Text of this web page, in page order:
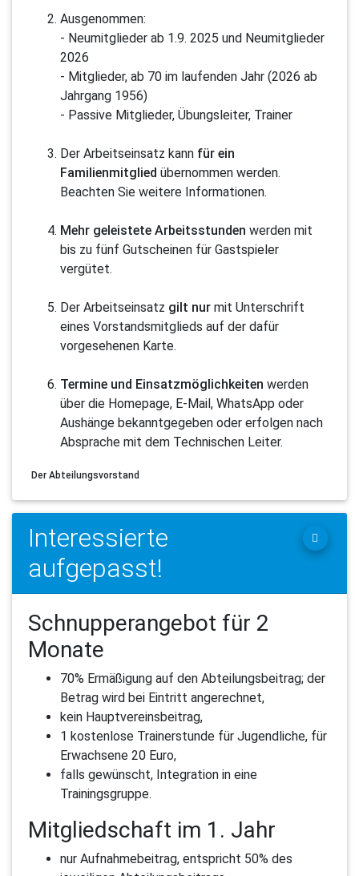
Ausgenommen:
- Neumitglieder ab 1.9. 2025 und Neumitglieder
2026
- Mitglieder, ab 70 im laufenden Jahr (2026 ab
Jahrgang 1956)
- Passive Mitglieder, Übungsleiter, Trainer
Der Arbeitseinsatz kann für ein
Familienmitglied übernommen werden.
Beachten Sie weitere Informationen.
Mehr geleistete Arbeitsstunden werden mit
bis zu fünf Gutscheinen für Gastspieler
vergütet.
Der Arbeitseinsatz gilt nur mit Unterschrift
eines Vorstandsmitglieds auf der dafür
vorgesehenen Karte.
Termine und Einsatzmöglichkeiten werden
über die Homepage, E-Mail, WhatsApp oder
Aushänge bekanntgegeben oder erfolgen nach
Absprache mit dem Technischen Leiter.
Der Abteilungsvorstand
Interessierte
aufgepasst!
Schnupperangebot für 2
Monate
70% Ermäßigung auf den Abteilungsbeitrag; der
Betrag wird bei Eintritt angerechnet,
kein Hauptvereinsbeitrag,
1 kostenlose Trainerstunde für Jugendliche, für
Erwachsene 20 Euro,
falls gewünscht, Integration in eine
Trainingsgruppe.
Mitgliedschaft im 1. Jahr
nur Aufnahmebeitrag, entspricht 50% des